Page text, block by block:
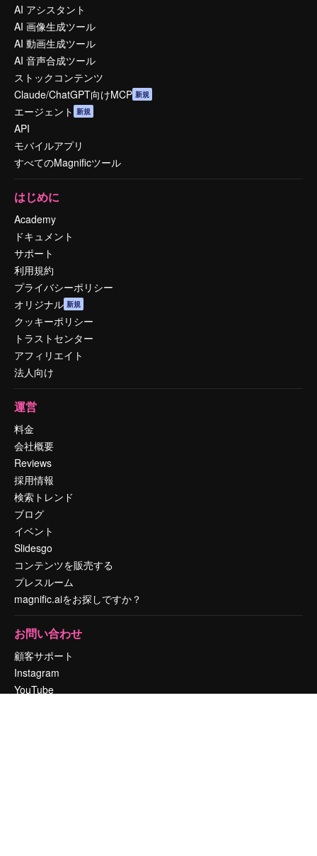
AI アシスタント
AI 画像生成ツール
AI 動画生成ツール
AI 音声合成ツール
ストックコンテンツ
Claude/ChatGPT向けMCP 新規
エージェント 新規
API
モバイルアプリ
すべてのMagnificツール
はじめに
Academy
ドキュメント
サポート
利用規約
プライバシーポリシー
オリジナル 新規
クッキーポリシー
トラストセンター
アフィリエイト
法人向け
運営
料金
会社概要
Reviews
採用情報
検索トレンド
ブログ
イベント
Slidesgo
コンテンツを販売する
プレスルーム
magnific.aiをお探しですか？
お問い合わせ
顧客サポート
Instagram
YouTube